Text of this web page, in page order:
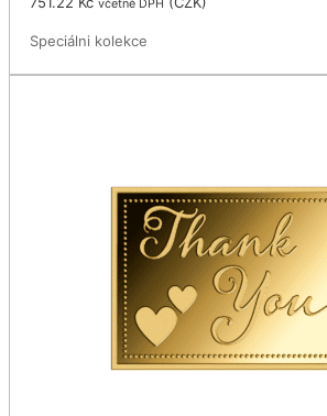
Speciálni kolekce